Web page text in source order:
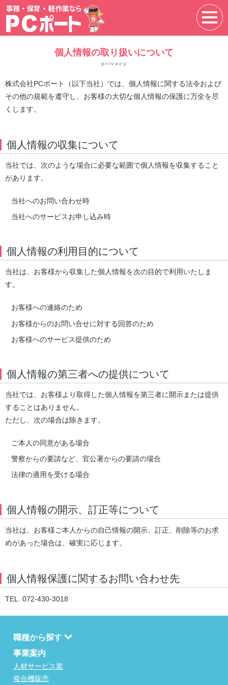
個人情報の取り扱いについて
privacy
株式会社PCポート（以下当社）では、個人情報に関する法令および
その他の規範を遵守し、お客様の大切な個人情報の保護に万全を尽
くします。
個人情報の収集について
当社では、次のような場合に必要な範囲で個人情報を収集すること
があります。
当社へのお問い合わせ時
当社へのサービスお申し込み時
個人情報の利用目的について
当社は、お客様から収集した個人情報を次の目的で利用いたしま
す。
お客様への連絡のため
お客様からのお問い合せに対する回答のため
お客様へのサービス提供のため
個人情報の第三者への提供について
当社では、お客様より取得した個人情報を第三者に開示または提供
することはありません。
ただし、次の場合は除きます。
ご本人の同意がある場合
警察からの要請など、官公署からの要請の場合
法律の適用を受ける場合
個人情報の開示、訂正等について
当社は、お客様ご本人からの自己情報の開示、訂正、削除等のお求
めがあった場合は、確実に応じます。
個人情報保護に関するお問い合わせ先
TEL. 072-430-3018
職種から探す
事業案内
人材サービス業
複合機販売